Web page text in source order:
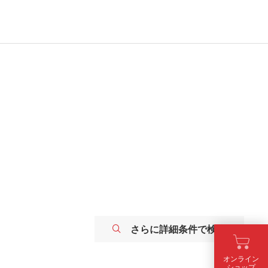
さらに詳細条件で検索
オンライン